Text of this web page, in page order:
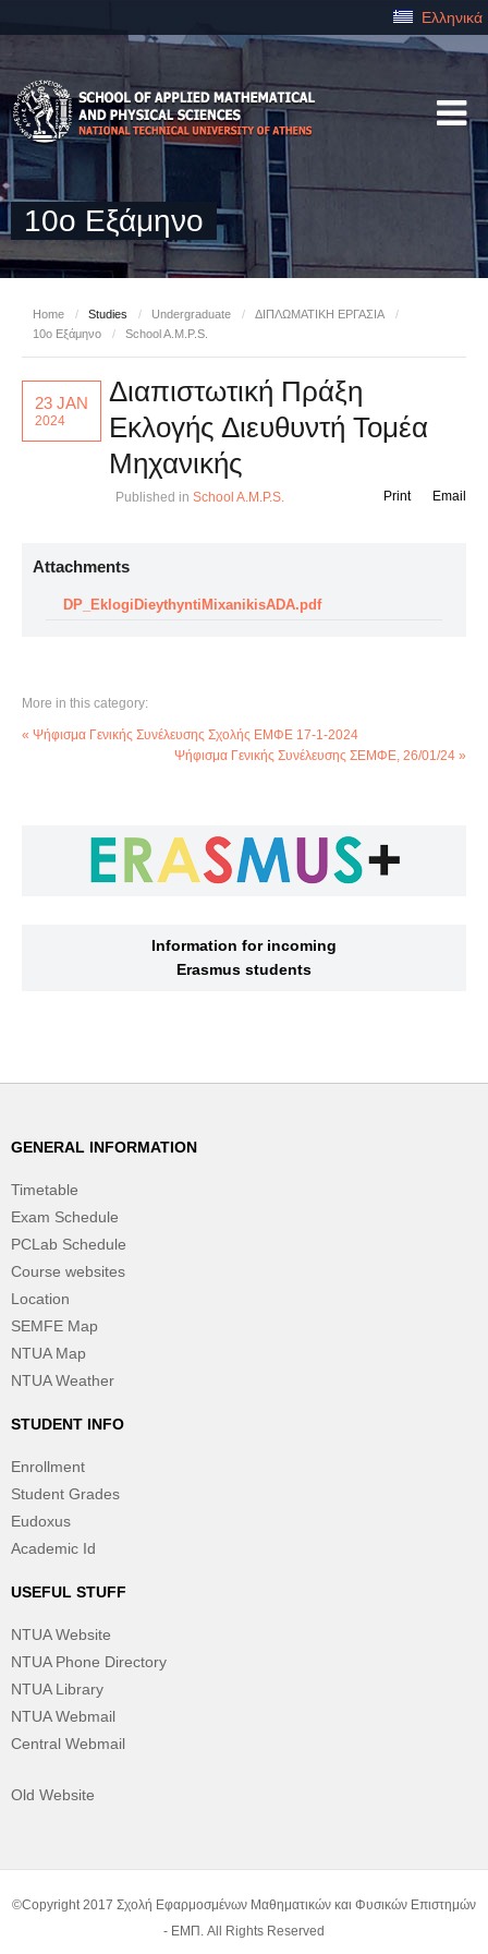
Ελληνικά
10ο Εξάμηνο
Home / Studies / Undergraduate / ΔΙΠΛΩΜΑΤΙΚΗ ΕΡΓΑΣΙΑ
/
10ο Εξάμηνο
/ School A.M.P.S.
23 JAN
2024
Διαπιστωτική Πράξη
Εκλογής Διευθυντή Τομέα
Μηχανικής
Published in School A.M.P.S. Email
Print
Attachments
DP_EklogiDieythyntiMixanikisADA.pdf
More in this category:
« Ψήφισμα Γενικής Συνέλευσης Σχολής ΕΜΦΕ 17-1-2024
Ψήφισμα Γενικής Συνέλευσης ΣΕΜΦΕ, 26/01/24 »
Information for incoming
Erasmus students
GENERAL INFORMATION
Timetable
Exam Schedule
PCLab Schedule
Course websites
Location
SEMFE Map
NTUA Map
NTUA Weather
STUDENT INFO
Enrollment
Student Grades
Eudoxus
Academic Id
USEFUL STUFF
NTUA Website
NTUA Phone Directory
NTUA Library
NTUA Webmail
Central Webmail
Old Website
©Copyright 2017 Σχολή Εφαρμοσμένων Μαθηματικών και Φυσικών Επιστημών
- ΕΜΠ. All Rights Reserved